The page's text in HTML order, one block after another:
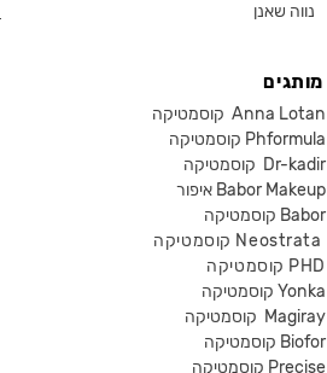
נווה שאנן
מותגים
קוסמטיקה Anna Lotan
קוסמטיקה Phformula
קוסמטיקה Dr-kadir
איפור Babor Makeup
קוסמטיקה Babor
קוסמטיקה Neostrata
קוסמטיקה PHD
קוסמטיקה Yonka
Magiray
קוסמטיקה Biofor
קוסמטיקה Precise